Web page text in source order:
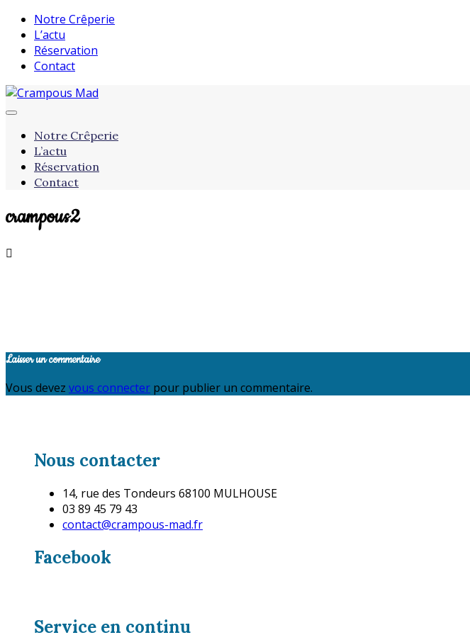
Notre Crêperie
L’actu
Réservation
Contact
Notre Crêperie
L’actu
Réservation
Contact
crampous2
Laisser un commentaire
Vous devez vous connecter pour publier un commentaire.
Nous contacter
14, rue des Tondeurs 68100 MULHOUSE
03 89 45 79 43
contact@crampous-mad.fr
Facebook
Service en continu